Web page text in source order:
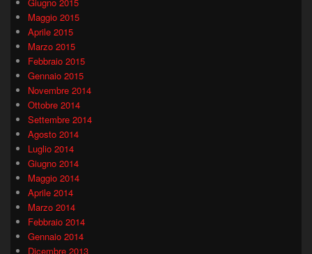
Giugno 2015
Maggio 2015
Aprile 2015
Marzo 2015
Febbraio 2015
Gennaio 2015
Novembre 2014
Ottobre 2014
Settembre 2014
Agosto 2014
Luglio 2014
Giugno 2014
Maggio 2014
Aprile 2014
Marzo 2014
Febbraio 2014
Gennaio 2014
Dicembre 2013